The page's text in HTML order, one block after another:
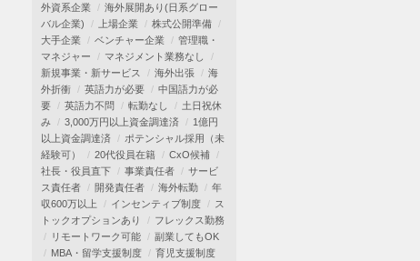
外資系企業
海外展開あり(日系グロー
バル企業)
上場企業
株式公開準備
大手企業
ベンチャー企業
管理職・
マネジャー
マネジメント業務なし
新規事業・新サービス
海外出張
海
外折衝
英語力が必要
中国語力が必
要
英語力不問 転勤なし
土日祝休
み
3,000万円以上資金調達済
1億円
以上資金調達済
ポテンシャル採用（未
経験可）
20代役員在籍
CxO候補
社長・役員直下
事業責任者
サービ
ス責任者
開発責任者 海外転勤
年
収600万以上
インセンティブ制度
ス
トックオプションあり
フレックス勤務
リモートワーク可能
副業してもOK
MBA・留学支援制度
育児支援制度